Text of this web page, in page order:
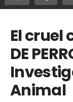
El cruel
DE
Animal